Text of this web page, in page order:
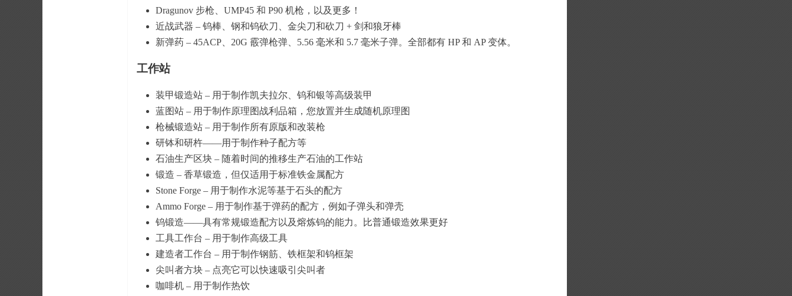
Dragunov 步枪、UMP45 和 P90 机枪，以及更多！
近战武器 – 钨棒、钢和钨砍刀、金尖刀和砍刀 + 剑和狼牙棒
新弹药 – 45ACP、20G 霰弹枪弹、5.56 毫米和 5.7 毫米子弹。全部都有 HP 和 AP 变体。
工作站
装甲锻造站 – 用于制作凯夫拉尔、钨和银等高级装甲
蓝图站 – 用于制作原理图战利品箱，您放置并生成随机原理图
枪械锻造站 – 用于制作所有原版和改装枪
研钵和研杵——用于制作种子配方等
石油生产区块 – 随着时间的推移生产石油的工作站
锻造 – 香草锻造，但仅适用于标准铁金属配方
Stone Forge – 用于制作水泥等基于石头的配方
Ammo Forge – 用于制作基于弹药的配方，例如子弹头和弹壳
钨锻造——具有常规锻造配方以及熔炼钨的能力。比普通锻造效果更好
工具工作台 – 用于制作高级工具
建造者工作台 – 用于制作钢筋、铁框架和钨框架
尖叫者方块 – 点亮它可以快速吸引尖叫者
咖啡机 – 用于制作热饮